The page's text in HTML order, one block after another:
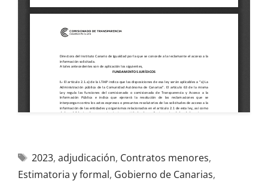
2023, adjudicación, Contratos menores,
Estimatoria y formal, Gobierno de Canarias,